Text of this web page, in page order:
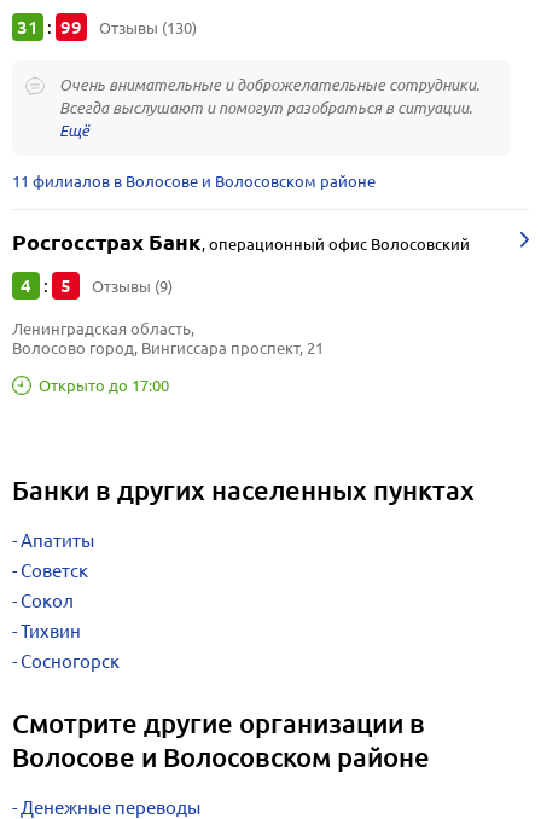
31 : 99 Отзывы (130)
Очень внимательные и доброжелательные сотрудники.
Всегда выслушают и помогут разобраться в ситуации.
11 филиалов в Волосове и Волосовском районе
Росгосстрах Банк,операционный офис Волосовский
4 : 5 Отзывы (9)
Открыто до 17:00
Ленинградская область,
Волосово город, Вингиссара проспект, 21
Банки в других населенных пунктах
Апатиты
Советск
Сокол
Тихвин
Сосногорск
Смотрите другие организации в
Волосове и Волосовском районе
Денежные переводы